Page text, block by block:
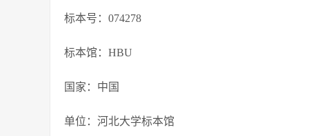
标本号：074278
标本馆：HBU
国家：中国
单位：河北大学标本馆